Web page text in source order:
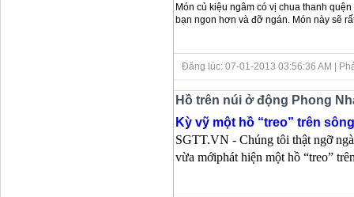
Món củ kiệu ngâm có vị chua thanh
bạn ngon hơn và đỡ ngán. Món này sẽ
Đăng lúc: 07-01-2013 03:56:36 AM |
Hồ trên núi ở động Phong
Kỳ vỹ một hồ “treo” trên
SGTT.VN - Chúng tôi thật ngỡ
vừa mớiphát hiện một hồ “treo”